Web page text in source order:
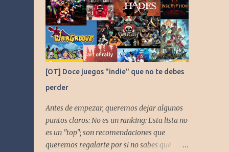
[OT] Doce juegos "indie" que no te debes
perder
Antes de empezar, queremos dejar algunos
puntos claros: No es un ranking: Esta lista no
es un "top"; son recomendaciones que
queremos regalarte por si no sabes qué